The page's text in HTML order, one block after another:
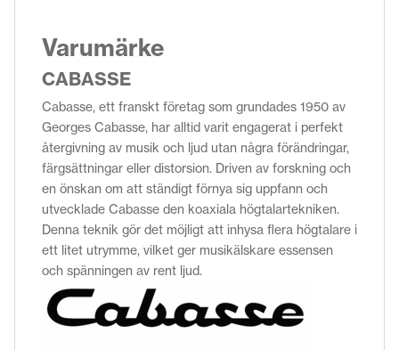
Varumärke
CABASSE
Cabasse, ett franskt företag som grundades 1950 av
Georges Cabasse, har alltid varit engagerat i perfekt
återgivning av musik och ljud utan några förändringar,
färgsättningar eller distorsion. Driven av forskning och
en önskan om att ständigt förnya sig uppfann och
utvecklade Cabasse den koaxiala högtalartekniken.
Denna teknik gör det möjligt att inhysa flera högtalare i
ett litet utrymme, vilket ger musikälskare essensen
och spänningen av rent ljud.